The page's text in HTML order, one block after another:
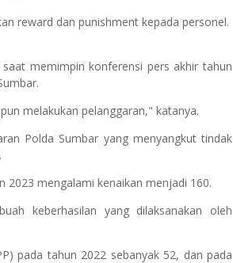
reward dan punishment kepada personel.
memimpin konferensi pers akhir tahun
melakukan pelanggaran," katanya.
Polda Sumbar yang menyangkut tindak
2023 mengalami kenaikan menjadi 160.
keberhasilan yang dilaksanakan oleh
pada tahun 2022 sebanyak 52, dan pada